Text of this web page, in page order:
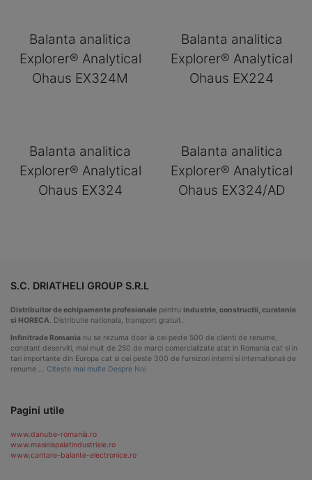
Balanta analitica
Explorer® Analytical
Ohaus EX324M
Balanta analitica
Explorer® Analytical
Ohaus EX224
Balanta analitica
Explorer® Analytical
Ohaus EX324
Balanta analitica
Explorer® Analytical
Ohaus EX324/AD
S.C. DRIATHELI GROUP S.R.L
Distribuitor de echipamente profesionale pentru industrie, constructii, curatenie
si HORECA . Distributie nationala, transport gratuit.
Infinitrade Romania nu se rezuma doar la cei peste 500 de clienti de renume,
constant deserviti, mai mult de 250 de marci comercializate atat in Romania cat si in
tari importante din Europa cat si cei peste 300 de furnizori interni si internationali de
renume … Citeste mai multe Despre Noi
Pagini utile
www.danube-romania.ro
www.masinispalatindustriale.ro
www.cantare-balante-electronice.ro